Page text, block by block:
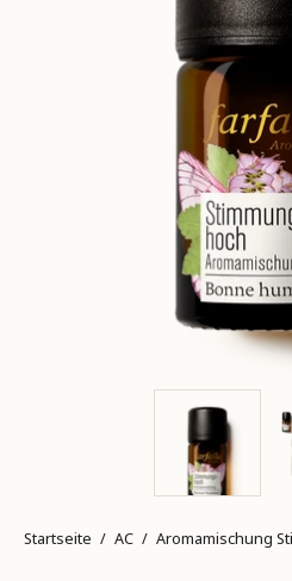
Startseite / AC / Aromamischung